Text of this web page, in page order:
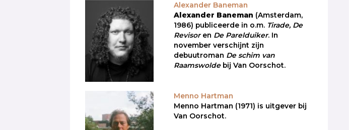
Alexander Baneman
Alexander Baneman (Amsterdam,
1986) publiceerde in o.m. Tirade, De
Revisoren De Parelduiker. In
november verschijnt zijn
debuutroman De schim van
Raamswolde bij Van Oorschot.
Menno Hartman
Menno Hartman (1971) is uitgever bij
Van Oorschot.